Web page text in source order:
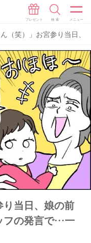
ん（笑）」お宮参り当日
り当日、娘の前
フの発言で…一